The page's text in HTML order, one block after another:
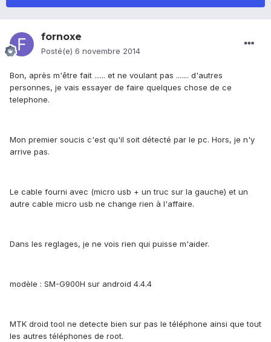
fornoxe
Posté(e) 6 novembre 2014
Bon, après m'être fait ...... et ne voulant pas ....... d'autres
personnes, je vais essayer de faire quelques chose de ce
telephone.
Mon premier soucis c'est qu'il soit détecté par le pc. Hors, je n'y
arrive pas.
Le cable fourni avec (micro usb + un truc sur la gauche) et un
autre cable micro usb ne change rien à l'affaire.
Dans les reglages, je ne vois rien qui puisse m'aider.
modèle : SM-G900H sur android 4.4.4
MTK droid tool ne detecte bien sur pas le téléphone ainsi que tout
les autres téléphones de root.